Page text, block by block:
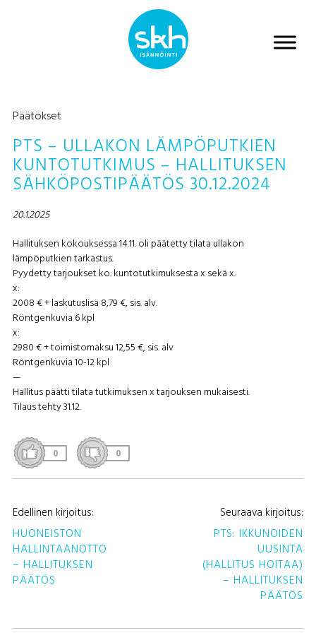
Päätökset
PTS – ULLAKON LÄMPÖPUTKIEN
KUNTOTUTKIMUS – HALLITUKSEN
SÄHKÖPOSTIPÄÄTÖS 30.12.2024
20.1.2025
Hallituksen kokouksessa 14.11. oli päätetty tilata ullakon
lämpöputkien tarkastus.
Pyydetty tarjoukset ko. kuntotutkimuksesta x sekä x.
x:
2008 € + laskutuslisä 8,79 €, sis. alv.
Röntgenkuvia 6 kpl
x:
2980 € + toimistomaksu 12,55 €, sis. alv
Röntgenkuvia 10-12 kpl
—
Hallitus päätti tilata tutkimuksen x tarjouksen mukaisesti.
Tilaus tehty 31.12.
0 0
Edellinen kirjoitus:
HUONEISTON
HALLINTAANOTTO
– HALLITUKSEN
PÄÄTÖS
Seuraava kirjoitus:
PTS: IKKUNOIDEN
UUSINTA
(HALLITUS HOITAA)
– HALLITUKSEN
PÄÄTÖS